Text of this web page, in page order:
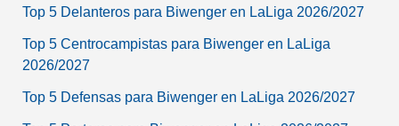
Top 5 Delanteros para Biwenger en LaLiga 2026/2027
Top 5 Centrocampistas para Biwenger en LaLiga
2026/2027
Top 5 Defensas para Biwenger en LaLiga 2026/2027